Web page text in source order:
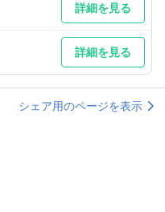
詳細を見る
詳細を見る
シェア用のページを表示